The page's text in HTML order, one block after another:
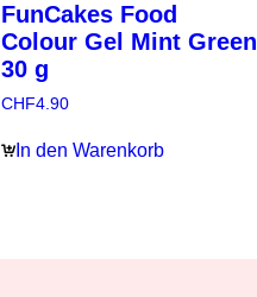
FunCakes Food
Colour Gel Mint Green
30 g
CHF4.90
In den Warenkorb